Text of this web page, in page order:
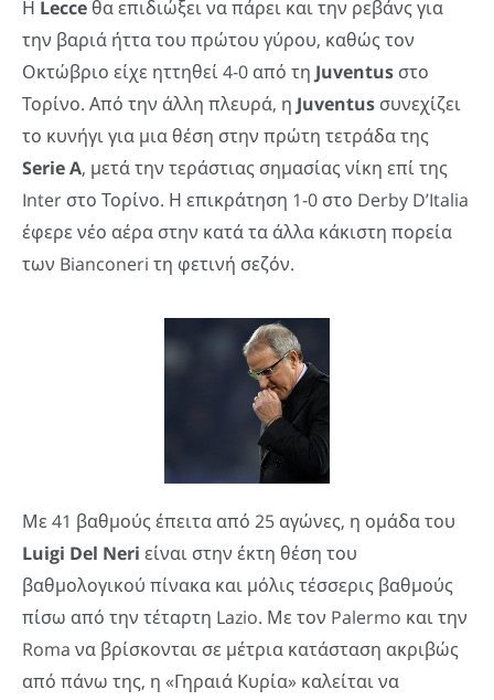
Η Lecce θα επιδιώξει να πάρει και την ρεβάνς για
την βαριά ήττα του πρώτου γύρου, καθώς τον
Οκτώβριο είχε ηττηθεί 4-0 από τη Juventus στο
Τορίνο. Από την άλλη πλευρά, η Juventus συνεχίζει
το κυνήγι για μια θέση στην πρώτη τετράδα της
SerieA, μετά την τεράστιας σημασίας νίκη επί της
Inter στο Τορίνο. Η επικράτηση 1-0 στο Derby D’Italia
έφερε νέο αέρα στην κατά τα άλλα κάκιστη πορεία
των Bianconeri τη φετινή σεζόν.
Με 41 βαθμούς έπειτα από 25 αγώνες, η ομάδα του
Luigi Del Neri είναι στην έκτη θέση του
βαθμολογικού πίνακα και μόλις τέσσερις βαθμούς
πίσω από την τέταρτη Lazio. Με τον Palermo και την
Roma να βρίσκονται σε μέτρια κατάσταση ακριβώς
από πάνω της, η «Γηραιά Κυρία» καλείται να